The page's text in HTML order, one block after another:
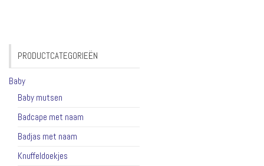
PRODUCTCATEGORIEËN
Baby
Baby mutsen
Badcape met naam
Badjas met naam
Knuffeldoekjes